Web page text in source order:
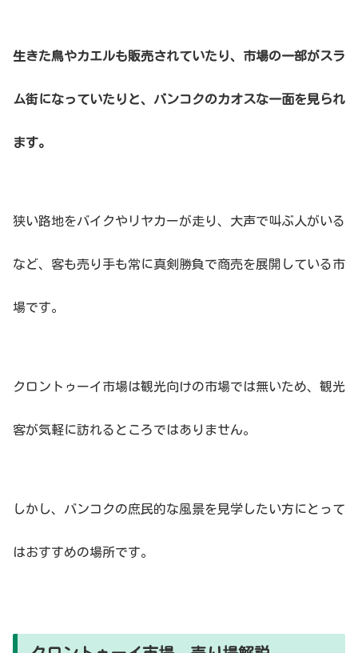
生きた鳥やカエルも販売されていたり、市場の一部がスラ
ム街になっていたりと、バンコクのカオスな一面を見られ
ます。
狭い路地をバイクやリヤカーが走り、大声で叫ぶ人がいる
など、客も売り手も常に真剣勝負で商売を展開している市
場です。
クロントゥーイ市場は観光向けの市場では無いため、観光
客が気軽に訪れるところではありません。
しかし、バンコクの庶民的な風景を見学したい方にとって
はおすすめの場所です。